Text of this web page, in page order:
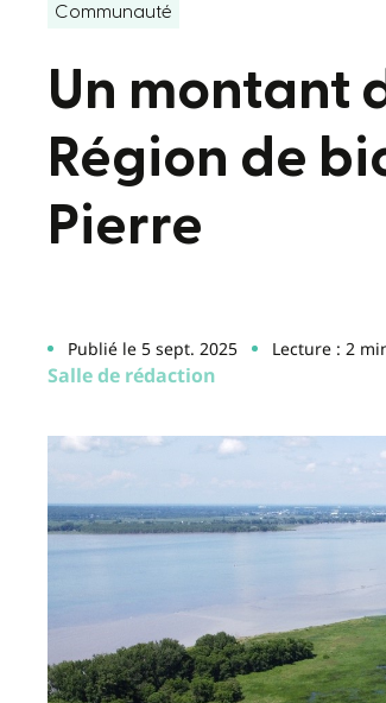
Communauté
Un montant
Région de
Pierre
Publié le 5 sept. 2025 Lecture : 2
Salle de rédaction